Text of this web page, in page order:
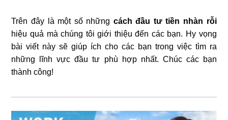
Trên đây là một số những cách đầu tư tiền nhàn rỗi
hiệu quả mà chúng tôi giới thiệu đến các bạn. Hy vọng
bài viết này sẽ giúp ích cho các bạn trong việc tìm ra
những lĩnh vực đầu tư phù hợp nhất. Chúc các bạn
thành công!